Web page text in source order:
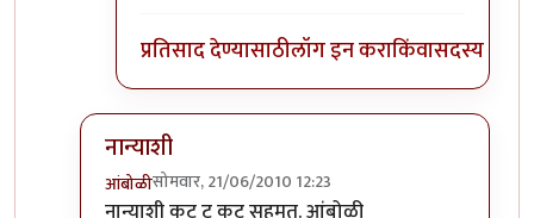
प्रतिसाद देण्यासाठीलॉग इन कराकिंवासदस्य व्हा
नान्याशी
आंबोळीसोमवार, 21/06/2010 12:23
In reply to>>मिपावरbyअवलिया